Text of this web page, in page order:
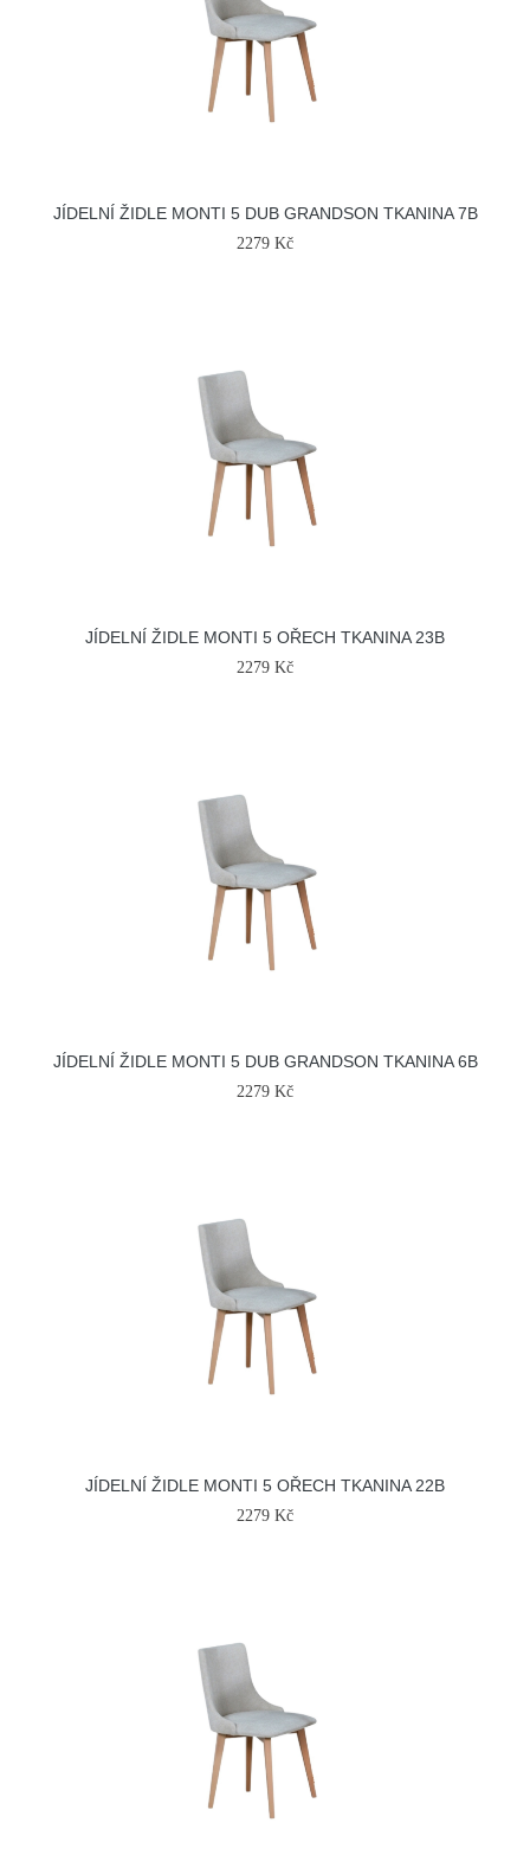
JÍDELNÍ ŽIDLE MONTI 5 DUB GRANDSON TKANINA 7B
2279 Kč
JÍDELNÍ ŽIDLE MONTI 5 OŘECH TKANINA 23B
2279 Kč
JÍDELNÍ ŽIDLE MONTI 5 DUB GRANDSON TKANINA 6B
2279 Kč
JÍDELNÍ ŽIDLE MONTI 5 OŘECH TKANINA 22B
2279 Kč